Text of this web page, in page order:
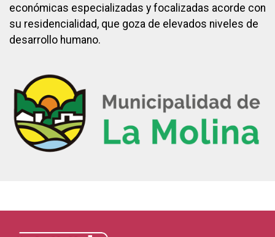
económicas especializadas y focalizadas acorde con
su residencialidad, que goza de elevados niveles de
desarrollo humano.